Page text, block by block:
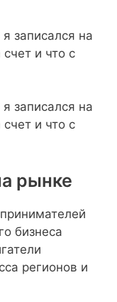
рынке
бизнеса
регионов и